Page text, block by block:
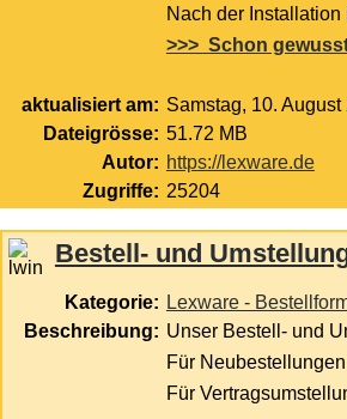
Nach der
>>> Schon
aktualisiert am: Samstag, 10. August
Dateigrösse: 51.72 MB
Autor: https://lexware.de
Zugriffe: 25204
Bestell- und
Kategorie: Lexware -
Beschreibung: Unser Bestell- und
Für
Für